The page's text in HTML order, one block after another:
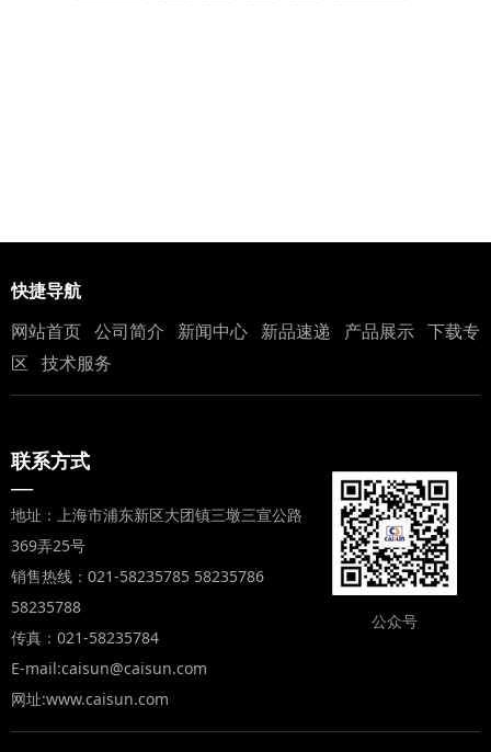
快捷导航
网站首页 公司简介 新闻中心 新品速递 产品展示
下载专
区
技术服务
联系方式
—
地址：上海市浦东新区大团镇三墩三宣公路
369弄25号
销售热线：021-58235785 58235786
58235788
传真：021-58235784
E-mail:caisun@caisun.com
网址:www.caisun.com
公众号